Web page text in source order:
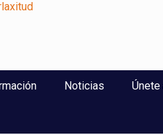
Noticias Únete